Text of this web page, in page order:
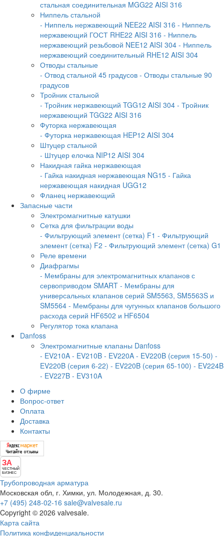
стальная соединительная MGG22 AISI 316
Ниппель стальной
- Ниппель нержавеющий NEE22 AISI 316 - Ниппель
нержавеющий ГОСТ RHE22 AISI 316 - Ниппель
нержавеющий резьбовой NEE12 AISI 304 - Ниппель
нержавеющий соединительный RHE12 AISI 304
Отводы стальные
- Отвод стальной 45 градусов - Отводы стальные 90
градусов
Тройник стальной
- Тройник нержавеющий TGG12 AISI 304 - Тройник
нержавеющий TGG22 AISI 316
Футорка нержавеющая
- Футорка нержавеющая HEP12 AISI 304
Штуцер стальной
- Штуцер елочка NIP12 AISI 304
Накидная гайка нержавеющая
- Гайка накидная нержавеющая NG15 - Гайка
нержавеющая накидная UGG12
Фланец нержавеющий
Запасные части
Электромагнитные катушки
Сетка для фильтрации воды
- Фильтрующий элемент (сетка) F1 - Фильтрующий
элемент (сетка) F2 - Фильтрующий элемент (сетка) G1
Реле времени
Диафрагмы
- Мембраны для электромагнитных клапанов с
сервоприводом SMART - Мембраны для
универсальных клапанов серий SM5563, SM5563S и
SM5564 - Мембраны для чугунных клапанов большого
расхода серий HF6502 и HF6504
Регулятор тока клапана
Danfoss
Электромагнитные клапаны Danfoss
- EV210A - EV210B - EV220A - EV220B (серия 15-50) -
EV220B (серия 6-22) - EV220B (серия 65-100) - EV224B
- EV227B - EV310A
О фирме
Вопрос-ответ
Оплата
Доставка
Контакты
ЗА
ЧЕСТНЫЙ
БИЗНЕС
Трубопроводная арматура
Московская обл, г. Химки, ул. Молодежная, д. 30.
+7 (495) 248-02-16 sale@valvesale.ru
Copyright © 2026 valvesale.
Карта сайта
Политика конфиденциальности